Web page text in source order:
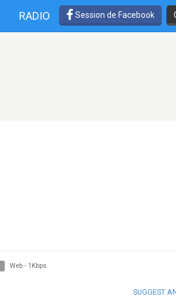
RADIO Session de Facebook
Web - 1Kbps
SUGGEST